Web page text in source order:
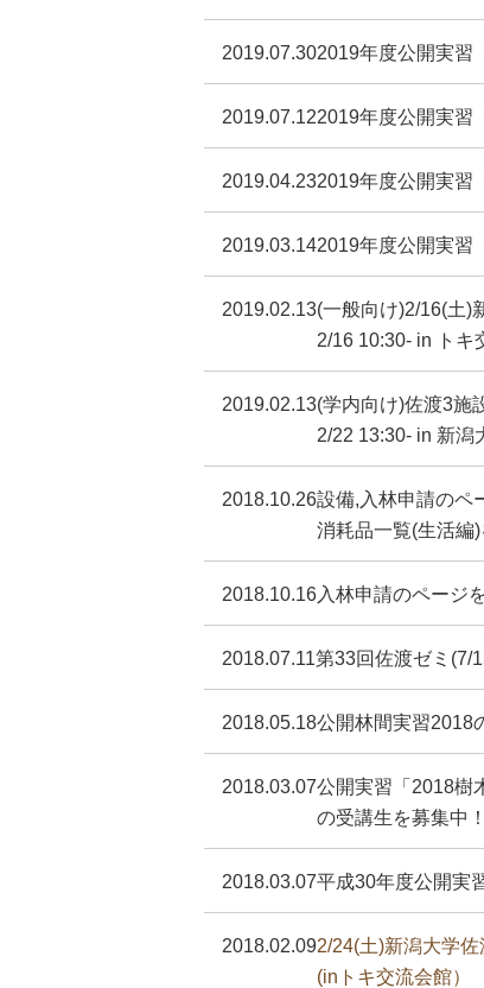
2019.07.302019年度公開実習
2019.07.122019年度公開実習
2019.04.232019年度公開実習
2019.03.142019年度公開実習
2019.02.13(一般向け)2/16(土)
2/16 10:30- in トキ
2019.02.13(学内向け)佐渡3施
2/22 13:30- in 新潟
2018.10.26設備,入林申請のペ
消耗品一覧(生活編)
2018.10.16入林申請のページ
2018.07.11第33回佐渡ゼミ(7/
2018.05.18公開林間実習2018
2018.03.07公開実習「2018樹
の受講生を募集中！
2018.03.07平成30年度公開実
2018.02.092/24(土)新潟大学
(inトキ交流会館）